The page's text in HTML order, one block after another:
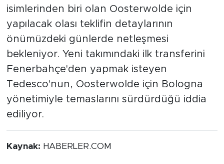
isimlerinden biri olan Oosterwolde için
yapılacak olası teklifin detaylarının
önümüzdeki günlerde netleşmesi
bekleniyor. Yeni takımındaki ilk transferini
Fenerbahçe'den yapmak isteyen
Tedesco'nun, Oosterwolde için Bologna
yönetimiyle temaslarını sürdürdüğü iddia
ediliyor.
Kaynak: HABERLER.COM